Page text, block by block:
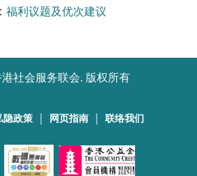
福利议题及优次建议
社会服务联会. 版权所有
隐政策 网页指南 联络我们